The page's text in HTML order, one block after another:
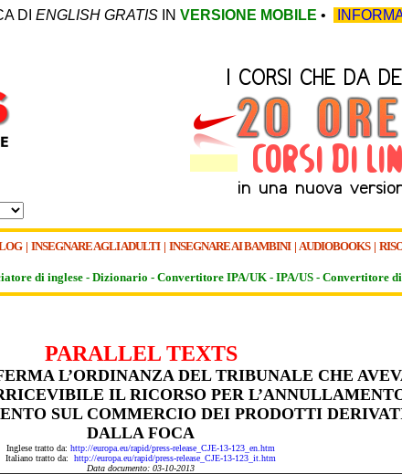
DI ENGLISH GRATIS IN VERSIONE MOBILE •
| INSEGNARE AGLI ADULTI | INSEGNARE AI BAMBINI| AUDIOBOOKS|
di inglese - Dizionario - Convertitore IPA/UK - IPA/US - Convertitore
PARALLEL TEXTS
L’ORDINANZA DEL TRIBUNALE CHE
IL RICORSO PER
SUL COMMERCIO DEI PRODOTTI
DALLA FOCA
Inglese tratto da: http://europa.eu/rapid/press-release_CJE-13-123_en.htm
Italiano tratto da: http://europa.eu/rapid/press-release_CJE-13-123_it.htm
Data documento: 03-10-2013